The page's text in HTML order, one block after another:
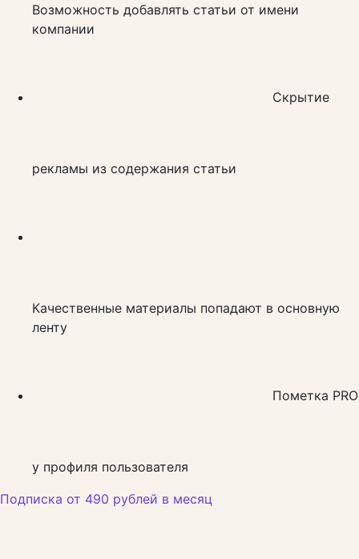
Возможность добавлять статьи от имени
компании
Скрытие
рекламы из содержания статьи
Качественные материалы попадают в основную
ленту
Пометка PRO
у профиля пользователя
Подписка от 490 рублей в месяц